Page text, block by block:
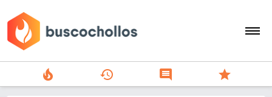
search
local_fire_department history comment star